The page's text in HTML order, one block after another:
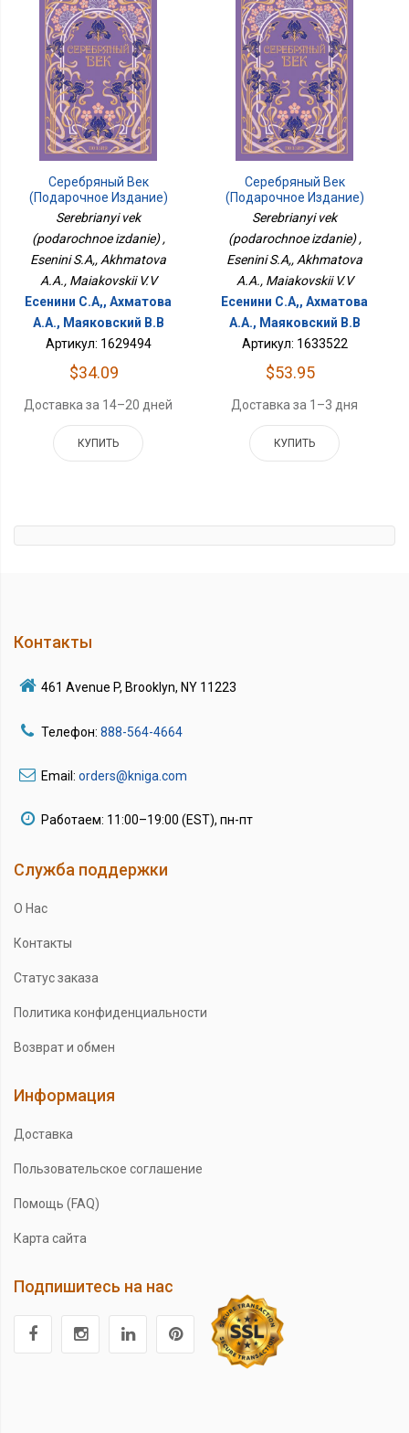
Серебряный Век
(подарочное Издание)
Serebrianyi vek
(podarochnoe izdanie) ,
Esenini S.A,, Akhmatova
A.A., Maiakovskii V.V
Есенини С.А,, Ахматова
А.А., Маяковский В.В
Артикул: 1629494
$34.09
Доставка за 14–20 дней
КУПИТЬ
Серебряный Век
(подарочное Издание)
Serebrianyi vek
(podarochnoe izdanie) ,
Esenini S.A,, Akhmatova
A.A., Maiakovskii V.V
Есенини С.А,, Ахматова
А.А., Маяковский В.В
Артикул: 1633522
$53.95
Доставка за 1–3 дня
КУПИТЬ
Контакты
461 Avenue P, Brooklyn, NY 11223
Телефон: 888-564-4664
Email: orders@kniga.com
Работаем: 11:00–19:00 (EST), пн-пт
Служба поддержки
О Нас
Контакты
Статус заказа
Политика конфиденциальности
Возврат и обмен
Информация
Доставка
Пользовательское соглашение
Помощь (FAQ)
Карта сайта
Подпишитесь на нас